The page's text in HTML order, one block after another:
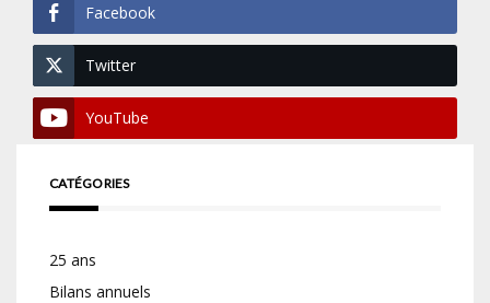
Facebook
Twitter
YouTube
CATÉGORIES
25 ans
Bilans annuels